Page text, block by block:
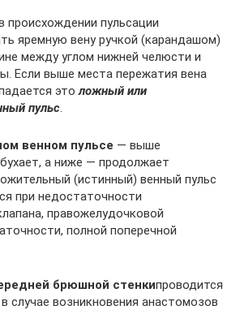
происхождении пульсации
яремную вену ручкой (карандашом)
между углом нижней челюсти и
Если выше места пережатия вена
этоложный или
пульс
венном пульсе — выше
а ниже — продолжает
(истинный) венный пульс
при недостаточности
правожелудочковой
полной поперечной
брюшной стенкипроводится
случае возникновения анастомозов